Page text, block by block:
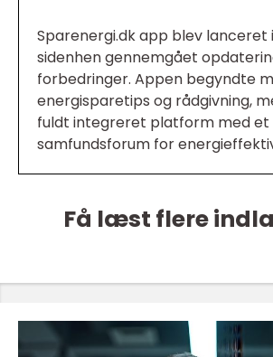
Sparenergi.dk app blev lanceret
sidenhen gennemgået
forbedringer. Appen begyndte
energisparetips og rådgivning,
fuldt integreret platform med et
samfundsforum for
Få læst flere